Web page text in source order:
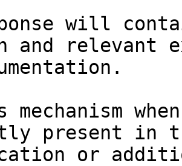
will
and relevant
mechanism
present in
or